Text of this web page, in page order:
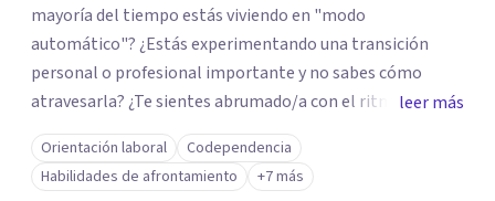
mayoría del tiempo estás viviendo en "modo
automático"? ¿Estás experimentando una transición
personal o profesional importante y no sabes cómo
atravesarla? ¿Te sientes abrumado/a con el ritmo de tu
día a día y te preguntas si hay una mejor manera de vivir?
¿Aunque no estás deprimido/a sientes que te gustaría
potenciar tu capacidad de bienestar? Hola, Soy
leer más
Orientación laboral
Codependencia
Habilidades de afrontamiento
+7 más